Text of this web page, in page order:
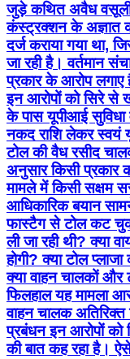
जुड़े कथित अवैध वसूली
कंस्ट्रक्शन के अज्ञात
दर्ज कराया गया था,
जा रही है। वर्तमान
प्रकार के आरोप लगाए
इन आरोपों को सिरे से
के पास यूपीआई सुविधा
नकद राशि लेकर
टोल की वैध रसीद
अनुसार किसी प्रकार
मामले में किसी सक्षम
आधिकारिक बयान
फास्टैग से टोल कट
ली जा रही थी? क्या
होगी? क्या टोल
क्या वाहन चालकों और
फिलहाल यह मामला
वाहन चालक
प्रबंधन इन आरोपों को
की बात कह रहा है।